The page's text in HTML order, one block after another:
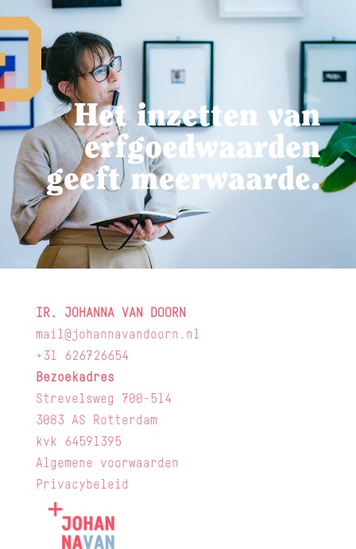
Het inzetten van
erfgoedwaarden
geeft meerwaarde.
IR. JOHANNA VAN DOORN
mail@johannavandoorn.nl
+31 626726654
Bezoekadres
Strevelsweg 700-514
3083 AS Rotterdam
kvk 64591395
Algemene voorwaarden
Privacybeleid